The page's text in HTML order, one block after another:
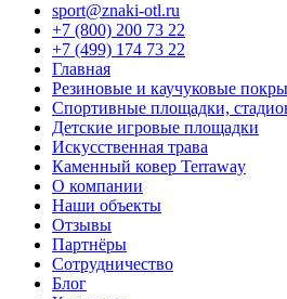
sport@znaki-otl.ru
+7 (800) 200 73 22
+7 (499) 174 73 22
Главная
Резиновые и каучуковые
Спортивные площадки,
Детские игровые площадки
Искусственная трава
Каменный ковер Terraway
О компании
Наши объекты
Отзывы
Партнёры
Сотрудничество
Блог